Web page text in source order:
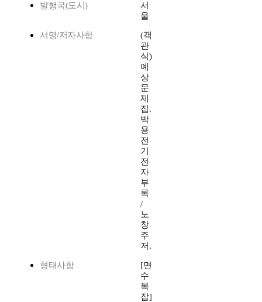
발행국(도시)
서
울
서명/저자사항
(객
관
식)
예
상
문
제
집.
박
용
전
기
전
자
부
록
/
노
창
주
저.
형태사항
[면
수
복
잡]